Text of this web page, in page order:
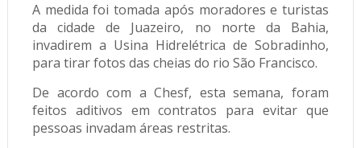
A medida foi tomada após moradores e turistas
da cidade de Juazeiro, no norte da Bahia,
invadirem a Usina Hidrelétrica de Sobradinho,
para tirar fotos das cheias do rio São Francisco.
De acordo com a Chesf, esta semana, foram
feitos aditivos em contratos para evitar que
pessoas invadam áreas restritas.